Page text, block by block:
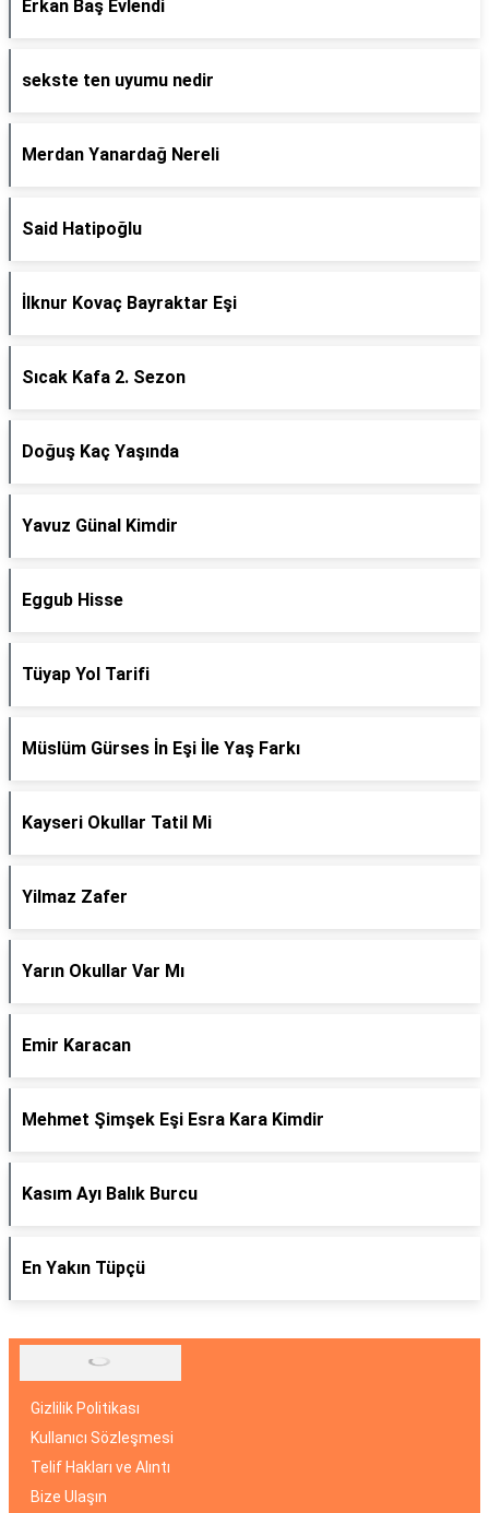
Erkan Baş Evlendi
sekste ten uyumu nedir
Merdan Yanardağ Nereli
Said Hatipoğlu
İlknur Kovaç Bayraktar Eşi
Sıcak Kafa 2. Sezon
Doğuş Kaç Yaşında
Yavuz Günal Kimdir
Eggub Hisse
Tüyap Yol Tarifi
Müslüm Gürses İn Eşi İle Yaş Farkı
Kayseri Okullar Tatil Mi
Yilmaz Zafer
Yarın Okullar Var Mı
Emir Karacan
Mehmet Şimşek Eşi Esra Kara Kimdir
Kasım Ayı Balık Burcu
En Yakın Tüpçü
Gizlilik Politikası
Kullanıcı Sözleşmesi
Telif Hakları ve Alıntı
Bize Ulaşın